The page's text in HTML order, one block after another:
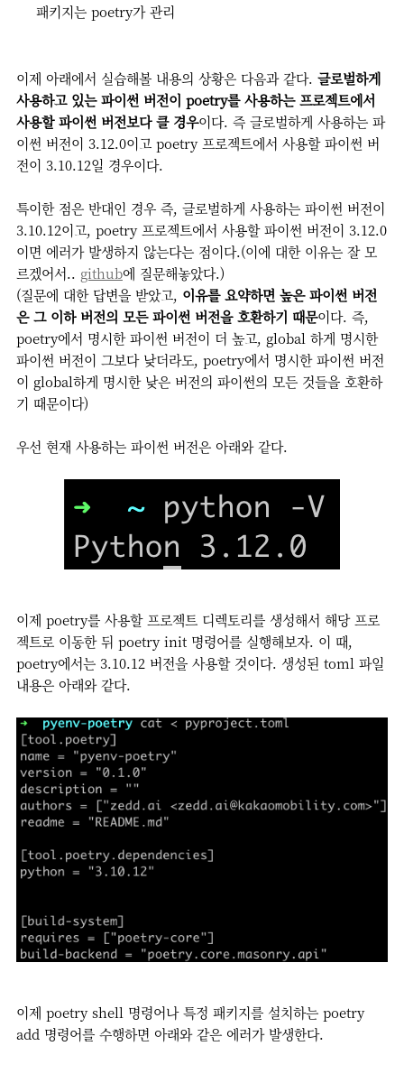
패키지는 poetry가 관리
이제 아래에서 실습해볼 내용의 상황은 다음과 같다. 글로벌하게
사용하고 있는 파이썬 버전이 poetry를 사용하는 프로젝트에서
사용할 파이썬 버전보다 클 경우이다. 즉 글로벌하게 사용하는 파
이썬 버전이 3.12.0이고 poetry 프로젝트에서 사용할 파이썬 버
전이 3.10.12일 경우이다.
특이한 점은 반대인 경우 즉, 글로벌하게 사용하는 파이썬 버전이
3.10.12이고, poetry 프로젝트에서 사용할 파이썬 버전이 3.12.0
이면 에러가 발생하지 않는다는 점이다.(이에 대한 이유는 잘 모
르겠어서.. github에 질문해놓았다.)
(질문에 대한 답변을 받았고, 이유를 요약하면 높은 파이썬 버전
은 그 이하 버전의 모든 파이썬 버전을 호환하기 때문이다. 즉,
poetry에서 명시한 파이썬 버전이 더 높고, global 하게 명시한
파이썬 버전이 그보다 낮더라도, poetry에서 명시한 파이썬 버전
이 global하게 명시한 낮은 버전의 파이썬의 모든 것들을 호환하
기 때문이다)
우선 현재 사용하는 파이썬 버전은 아래와 같다.
이제 poetry를 사용할 프로젝트 디렉토리를 생성해서 해당 프로
젝트로 이동한 뒤 poetry init 명령어를 실행해보자. 이 때,
poetry에서는 3.10.12 버전을 사용할 것이다. 생성된 toml 파일
내용은 아래와 같다.
이제 poetry shell 명령어나 특정 패키지를 설치하는 poetry
add 명령어를 수행하면 아래와 같은 에러가 발생한다.